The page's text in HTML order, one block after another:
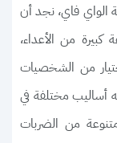
الواي فاي، نجد أن
من الأعداء،
من الشخصيات
أساليب مختلفة في
من الضربات